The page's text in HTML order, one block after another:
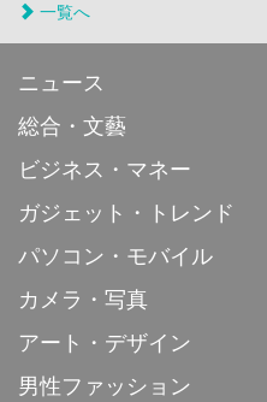
一覧へ
ニュース
総合・文藝
ビジネス・マネー
ガジェット・トレンド
パソコン・モバイル
カメラ・写真
アート・デザイン
男性ファッション